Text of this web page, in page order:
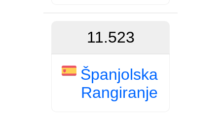
11.523
Španjolska
Rangiranje